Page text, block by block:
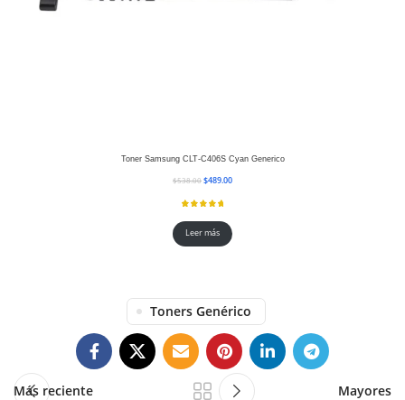
Toner Samsung CLT-C406S Cyan Generico
$538.00 $489.00
Leer más
Toners Genérico
Más reciente Mayores